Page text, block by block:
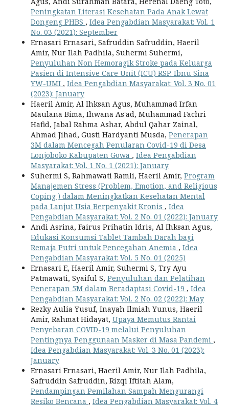
Peningkatan Literasi Kesehatan Pada Anak Lewat
Dongeng PHBS , Idea Pengabdian Masyarakat: Vol. 1
No. 03 (2021): September
Ernasari Ernasari, Safruddin Safruddin, Haeril
Amir, Nur Ilah Padhila, Suhermi Suhermi,
Penyuluhan Non Hemoragik Stroke pada Keluarga
Pasien di Intensive Care Unit (ICU) RSP. Ibnu Sina
YW-UMI , Idea Pengabdian Masyarakat: Vol. 3 No. 01
(2023): January
Haeril Amir, Al Ihksan Agus, Muhammad Irfan
Maulana Bima, Ihwana As'ad, Muhammad Fachri
Hafid, Jabal Rahma Ashar, Abdul Qahar Zainal,
Ahmad Jihad, Gusti Hardyanti Musda, Penerapan
3M dalam Mencegah Penularan Covid-19 di Desa
Lonjoboko Kabupaten Gowa , Idea Pengabdian
Masyarakat: Vol. 1 No. 1 (2021): January
Suhermi S, Rahmawati Ramli, Haeril Amir, Program
Manajemen Stress (Problem, Emotion, and Religious
Coping ) dalam Meningkatkan Kesehatan Mental
pada Lanjut Usia Berpenyakit Kronis , Idea
Pengabdian Masyarakat: Vol. 2 No. 01 (2022): January
Andi Asrina, Fairus Prihatin Idris, Al Ihksan Agus,
Edukasi Konsumsi Tablet Tambah Darah bagi
Remaja Putri untuk Pencegahan Anemia , Idea
Pengabdian Masyarakat: Vol. 5 No. 01 (2025)
Ernasari E, Haeril Amir, Suhermi S, Try Ayu
Patmawati, Syaiful S, Penyuluhan dan Pelatihan
Penerapan 5M dalam Beradaptasi Covid-19 , Idea
Pengabdian Masyarakat: Vol. 2 No. 02 (2022): May
Rezky Aulia Yusuf, Inayah Ilmiah Yunus, Haeril
Amir, Rahmat Hidayat, Upaya Memutus Rantai
Penyebaran COVID-19 melalui Penyuluhan
Pentingnya Penggunaan Masker di Masa Pandemi ,
Idea Pengabdian Masyarakat: Vol. 3 No. 01 (2023):
January
Ernasari Ernasari, Haeril Amir, Nur Ilah Padhila,
Safruddin Safruddin, Rizqi Iftitah Alam,
Pendampingan Pemilahan Sampah Mengurangi
Resiko Bencana , Idea Pengabdian Masyarakat: Vol. 4